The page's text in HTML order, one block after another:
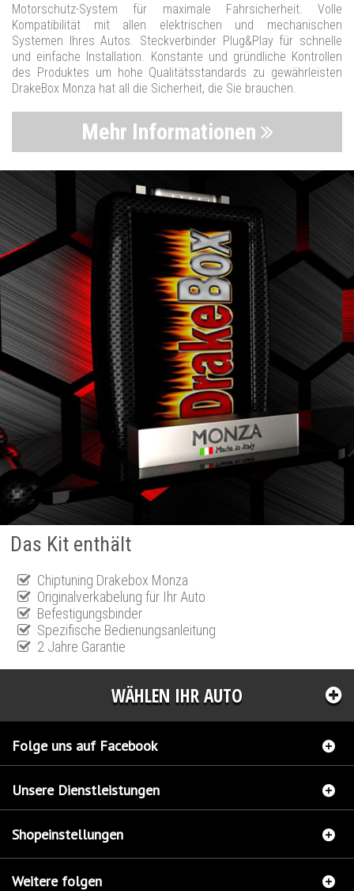
Motorschutz-System für maximale Fahrsicherheit. Volle
Kompatibilität mit allen elektrischen und mechanischen
Systemen Ihres Autos. Steckverbinder Plug&Play für schnelle
und einfache Installation. Konstante und gründliche Kontrollen
des Produktes um hohe Qualitätsstandards zu gewährleisten
DrakeBox Monza hat all die Sicherheit, die Sie brauchen.
Mehr Informationen
Das Kit enthält
Chiptuning Drakebox Monza
Originalverkabelung für Ihr Auto
Befestigungsbinder
Spezifische Bedienungsanleitung
2 Jahre Garantie
WÄHLEN IHR AUTO
Folge uns auf Facebook
Unsere Dienstleistungen
Shopeinstellungen
Weitere folgen